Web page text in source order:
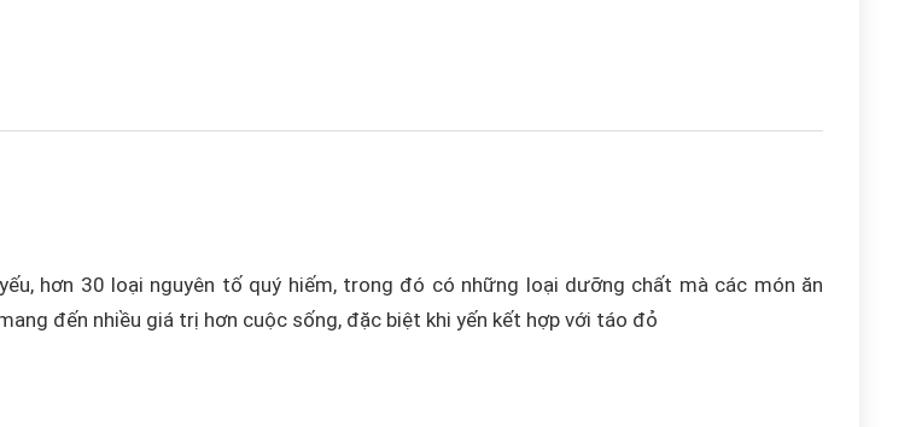
hơn 30 loại nguyên tố quý hiếm, trong đó có những loại dưỡng chất mà các món ăn
đến nhiều giá trị hơn cuộc sống, đặc biệt khi yến kết hợp với táo đỏ